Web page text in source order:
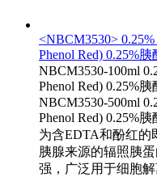
<NBCM3530>
Phenol Red) 0.25%
NBCM3530-100ml
Phenol Red) 0.25%
NBCM3530-500ml
Phenol Red) 0.25%
为含EDTA和酚红的
胰腺来源的辐照胰
强，广泛用于细胞